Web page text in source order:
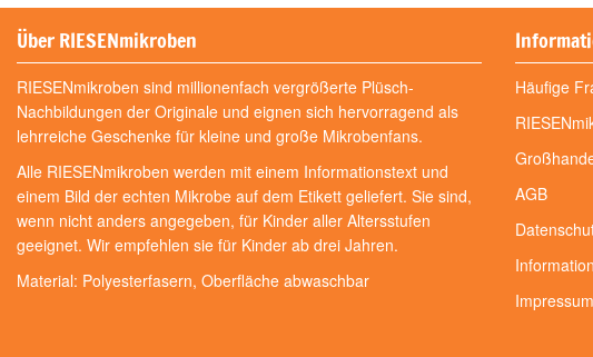
Über RIESENmikroben
RIESENmikroben sind millionenfach vergrößerte Plüsch-
Nachbildungen der Originale und eignen sich hervorragend als
lehrreiche Geschenke für kleine und große Mikrobenfans.
Alle RIESENmikroben werden mit einem Informationstext und
einem Bild der echten Mikrobe auf dem Etikett geliefert. Sie sind,
wenn nicht anders angegeben, für Kinder aller Altersstufen
geeignet. Wir empfehlen sie für Kinder ab drei Jahren.
Material: Polyesterfasern, Oberfläche abwaschbar
Häufige
AGB
Impressum